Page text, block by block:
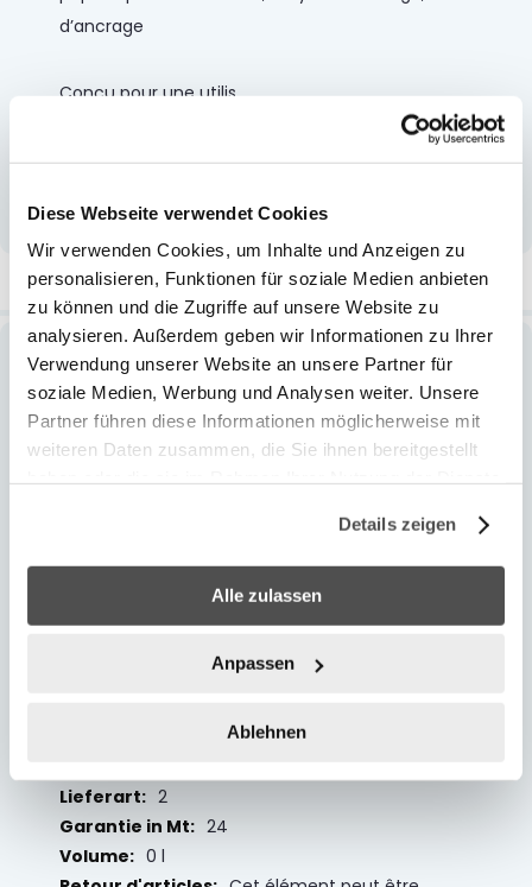
Diese Webseite verwendet Cookies
Wir verwenden Cookies, um Inhalte und Anzeigen zu
personalisieren, Funktionen für soziale Medien anbieten
zu können und die Zugriffe auf unsere Website zu
analysieren. Außerdem geben wir Informationen zu Ihrer
Verwendung unserer Website an unsere Partner für
soziale Medien, Werbung und Analysen weiter. Unsere
Partner führen diese Informationen möglicherweise mit
weiteren Daten zusammen, die Sie ihnen bereitgestellt
Details zeigen
Alle zulassen
Anpassen
Ablehnen
d’ancrage
Conçu pour une utilis...
Plus d’information
d’information
13.53408
279,00 CHF
kids
2700
365
270000
2
24
0 l